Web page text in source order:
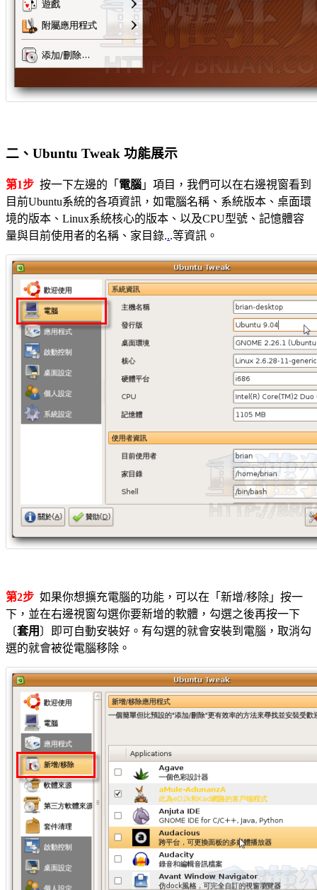
二、Ubuntu Tweak 功能展示
第1步 按一下左邊的「 電腦 」項目，我們可以在右邊視窗看到
目前Ubuntu系統的各項資訊，如電腦名稱、系統版本、桌面環
境的版本、Linux系統核心的版本、以及CPU型號、記憶體容
量與目前使用者的名稱、家目錄...等資訊。
第2步 如果你想擴充電腦的功能，可以在「新增/移除」按一
下，並在右邊視窗勾選你要新增的軟體，勾選之後再按一下
〔套用 〕即可自動安裝好。有勾選的就會安裝到電腦，取消勾
選的就會被從電腦移除。